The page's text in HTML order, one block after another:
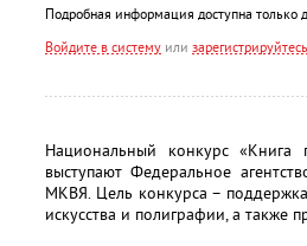
Подробная информация доступна только
Войдите в систему или зарегистрируйтесь
Национальный конкурс «Книга
выступают Федеральное
МКВЯ. Цель конкурса –
искусства и полиграфии, а также